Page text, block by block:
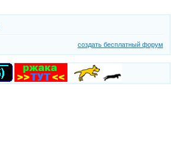
создать бесплатный форум